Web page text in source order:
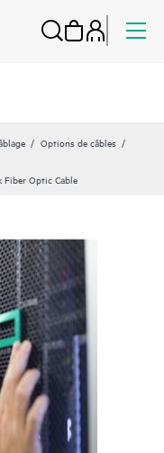
Options de câbles
Fiber Optic Cable